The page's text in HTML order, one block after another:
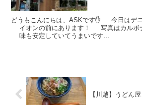
どうもこんにちは、ASKです✋️ 今日はデ
イオンの前にあります！ 写真はカルボ
味も安定していてうまいです...
【川越】うどん